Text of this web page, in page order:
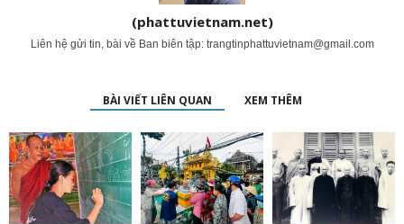
(phattuvietnam.net)
Liên hệ gửi tin, bài về Ban biên tập: trangtinphattuvietnam@gmail.com
BÀI VIẾT LIÊN QUAN XEM THÊM